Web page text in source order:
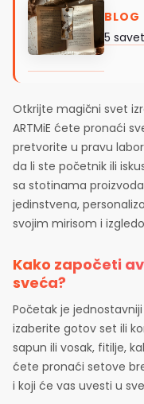
5
Otkrijte magični svet
ARTMiE ćete pronaći
pretvorite u pravu
da li ste početnik ili
sa stotinama
jedinstvena,
svojim mirisom i
Kako započeti
sveća?
Početak je
izaberite gotov set ili
sapun ili vosak, fitilje,
ćete pronaći setove
i koji će vas uvesti u